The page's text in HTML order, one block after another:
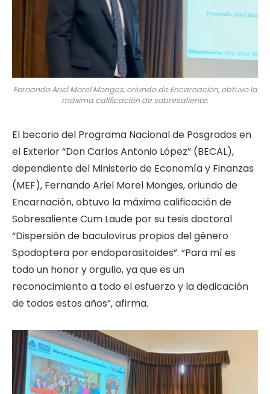
Fernando Ariel Morel Monges, oriundo de Encarnación, obtuvo la
máxima calificación de sobresaliente.
El becario del Programa Nacional de Posgrados en
el Exterior “Don Carlos Antonio López” (BECAL),
dependiente del Ministerio de Economía y Finanzas
(MEF), Fernando Ariel Morel Monges, oriundo de
Encarnación, obtuvo la máxima calificación de
Sobresaliente Cum Laude por su tesis doctoral
“Dispersión de baculovirus propios del género
Spodoptera por endoparasitoides”. “Para mí es
todo un honor y orgullo, ya que es un
reconocimiento a todo el esfuerzo y la dedicación
de todos estos años”, afirma.